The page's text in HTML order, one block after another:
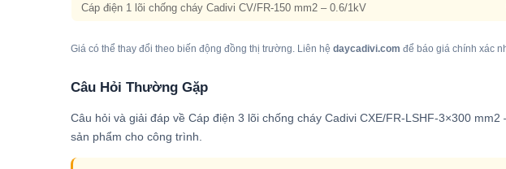
Cáp điện 1 lõi chống cháy Cadivi CV/FR-150 mm2 – 0.6/1kV
Giá có thể thay đổi theo biến động đồng thị trường. Liên hệ daycadivi.com để báo giá chính xác
Câu Hỏi Thường Gặp
Câu hỏi và giải đáp về Cáp điện 3 lõi chống cháy Cadivi CXE/FR-LSHF-3×300
sản phẩm cho công trình.